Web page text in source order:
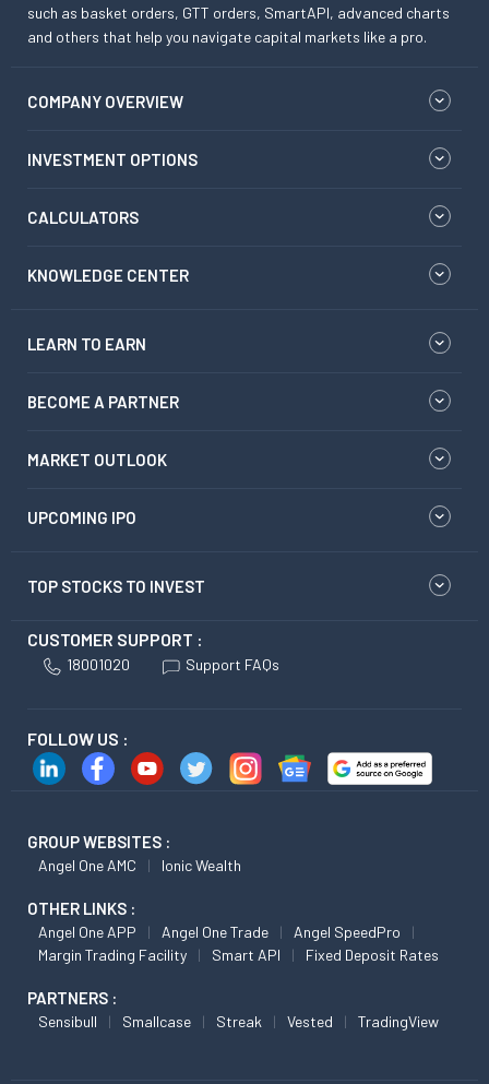
such as basket orders, GTT orders, SmartAPI, advanced charts
and others that help you navigate capital markets like a pro.
COMPANY OVERVIEW
INVESTMENT OPTIONS
CALCULATORS
KNOWLEDGE CENTER
LEARN TO EARN
BECOME A PARTNER
MARKET OUTLOOK
UPCOMING IPO
TOP STOCKS TO INVEST
CUSTOMER SUPPORT :
18001020 Support FAQs
FOLLOW US :
GROUP WEBSITES :
Angel One AMC Ionic Wealth
OTHER LINKS :
Angel One APP Angel One Trade
Angel SpeedPro
Margin Trading Facility
Smart API Fixed Deposit Rates
PARTNERS :
Sensibull Smallcase Streak Vested TradingView